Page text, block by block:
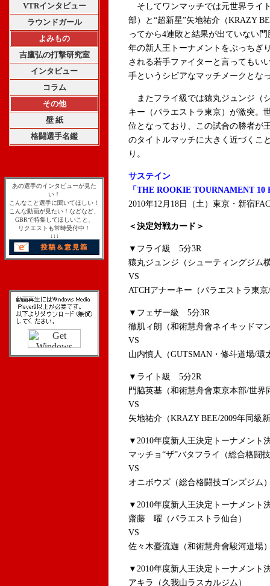
VTRインタビュー
ラウンドガール
よみもの
吉鷹弘の打撃研究室
インタビュー
コラム
その他
壁 紙
格闘選手名鑑
あの選手のインタビューが見た
い！
こんなこと選手に聞いてほしい！
こんな動画が見たい！などなど、
GBRで特集してほしいこと、
リクエストも常時受付中！
↓↓↓
そしてワンマッチでは元世界ライ
部）と“超新星”矢地祐介（KRAZY
ってから4連敗と結果が出ていない
年の新人王トーナメントをぶっちぎ
される若手ファイターと言ってもい
手というシビアなマッチメークとな
またフライ級では猿丸ジュンジ（
キー（パラエストラ東京）が激突。
位となっており、この試合の勝者が
のタイトルマッチに大きく近づくこ
り。
サステイン
「THE ROOKIE TOURNAMENT 10
2010年12月18日（土）東京・新宿
＜決定対戦カード＞
▼フライ級 5分3R
猿丸ジュンジ（シューティングジム
VS
ATCHアナーキー（パラエストラ東
▼フェザー級 5分3R
徹肌ィ朗（和術慧舟會ネイキッドマ
VS
山内慎人（GUTSMAN・修斗道場/環
▼ライト級 5分2R
門脇英基（和術慧舟會東京本部/世界
VS
矢地祐介（KRAZY BEE/2009年同級
▼2010年度新人王決定トーナメン
マッチョ“ザ”バタフライ（総合格闘
VS
オニボウズ（総合格闘技ゴンズジム
▼2010年度新人王決定トーナメン
齋藤 曜（パラエストラ仙台）
VS
佐々木憂流迦（和術慧舟會駿河道場
▼2010年度新人王決定トーナメン
アキラ（久我山ラスカルジム）